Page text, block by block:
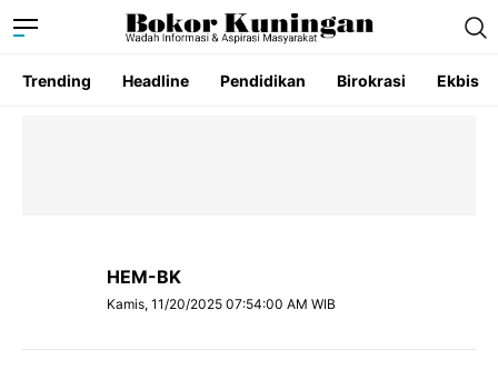
Trending Headline Pendidikan Birokrasi Ekbis
HEM-BK
Kamis, 11/20/2025 07:54:00 AM WIB